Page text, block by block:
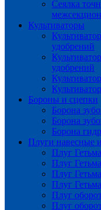
Сеялка
Культиваторы
удобрений
удобрений
Бороны и сцепки
Борона
Борона
Борона
Плуги навесные
Плуг
Плуг
Плуг
Плуг
Плуг
Плуг